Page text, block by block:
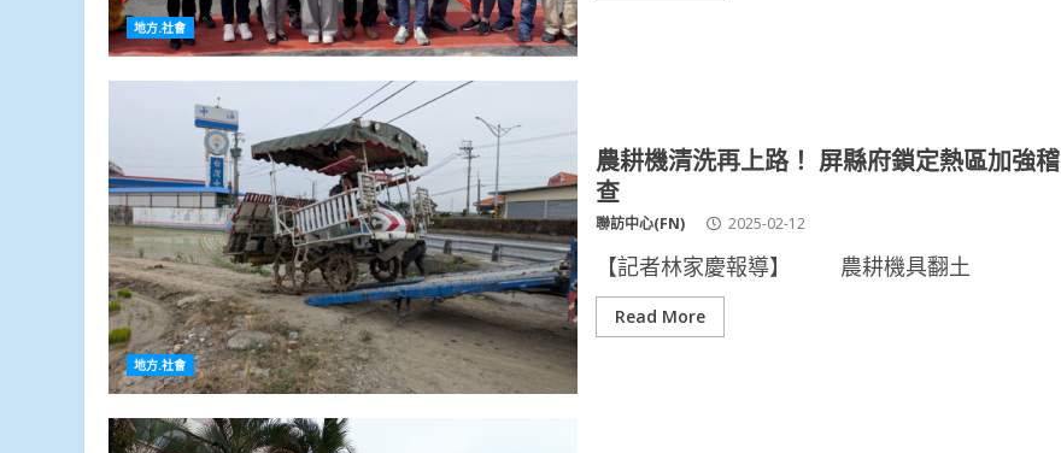
地方.社會
地方.社會
農耕機清洗再上路！ 屏縣府鎖定熱區加強稽
查
聯訪中心(FN) 2025-02-12
【記者林家慶報導】 農耕機具翻土
Read More